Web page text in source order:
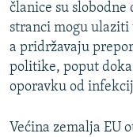
članice su
stranci mogu ulaziti
a pridržavaju
politike, poput
oporavku od
Većina zemalja EU